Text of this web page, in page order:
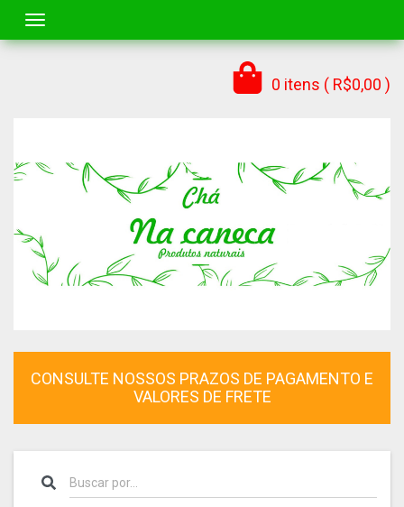
Toggle navigation
0 itens ( R$0,00 )
CONSULTE NOSSOS PRAZOS DE PAGAMENTO E
VALORES DE FRETE